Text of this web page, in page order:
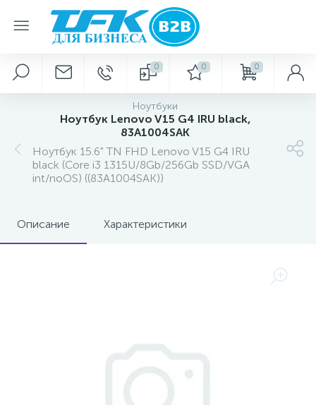
0 0 0
Ноутбуки
Ноутбук Lenovo V15 G4 IRU black,
83A1004SAK
Ноутбук 15.6" TN FHD Lenovo V15 G4 IRU
black (Core i3 1315U/8Gb/256Gb SSD/VGA
int/noOS) ((83A1004SAK))
Описание Характеристики